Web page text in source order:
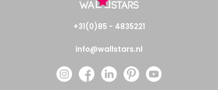
+31(0)85 - 4835221
info@wallstars.nl